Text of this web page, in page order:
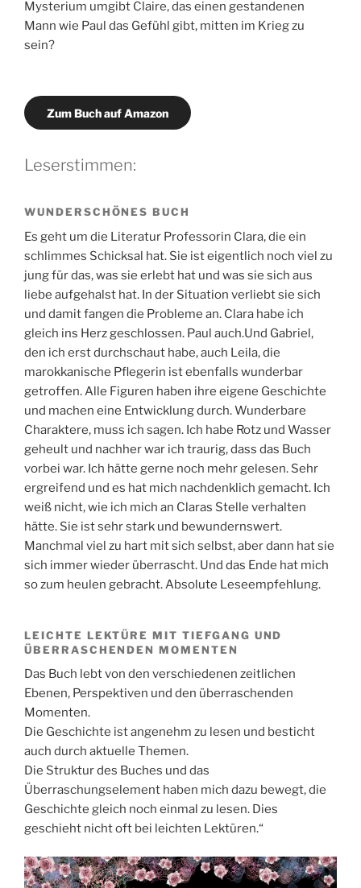
Mysterium umgibt Claire, das einen gestandenen
Mann wie Paul das Gefühl gibt, mitten im Krieg zu
sein?
Zum Buch auf Amazon
Leserstimmen:
WUNDERSCHÖNES BUCH
Es geht um die Literatur Professorin Clara, die ein
schlimmes Schicksal hat. Sie ist eigentlich noch viel zu
jung für das, was sie erlebt hat und was sie sich aus
liebe aufgehalst hat. In der Situation verliebt sie sich
und damit fangen die Probleme an. Clara habe ich
gleich ins Herz geschlossen. Paul auch.Und Gabriel,
den ich erst durchschaut habe, auch Leila, die
marokkanische Pflegerin ist ebenfalls wunderbar
getroffen. Alle Figuren haben ihre eigene Geschichte
und machen eine Entwicklung durch. Wunderbare
Charaktere, muss ich sagen. Ich habe Rotz und Wasser
geheult und nachher war ich traurig, dass das Buch
vorbei war. Ich hätte gerne noch mehr gelesen. Sehr
ergreifend und es hat mich nachdenklich gemacht. Ich
weiß nicht, wie ich mich an Claras Stelle verhalten
hätte. Sie ist sehr stark und bewundernswert.
Manchmal viel zu hart mit sich selbst, aber dann hat sie
sich immer wieder überrascht. Und das Ende hat mich
so zum heulen gebracht. Absolute Leseempfehlung.
LEICHTE LEKTÜRE MIT TIEFGANG UND
ÜBERRASCHENDEN MOMENTEN
Das Buch lebt von den verschiedenen zeitlichen
Ebenen, Perspektiven und den überraschenden
Momenten.
Die Geschichte ist angenehm zu lesen und besticht
auch durch aktuelle Themen.
Die Struktur des Buches und das
Überraschungselement haben mich dazu bewegt, die
Geschichte gleich noch einmal zu lesen. Dies
geschieht nicht oft bei leichten Lektüren.“